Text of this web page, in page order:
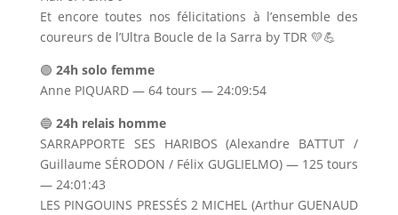
Et encore toutes nos félicitations à l’ensemble des
coureurs de l’Ultra Boucle de la Sarra by TDR 💛💪
🟣 24h solo femme
Anne PIQUARD — 64 tours — 24:09:54
🔵 24h relais homme
SARRAPPORTE SES HARIBOS (Alexandre BATTUT /
Guillaume SÉRODON / Félix GUGLIELMO) — 125 tours
— 24:01:43
LES PINGOUINS PRESSÉS 2 MICHEL (Arthur GUENAUD